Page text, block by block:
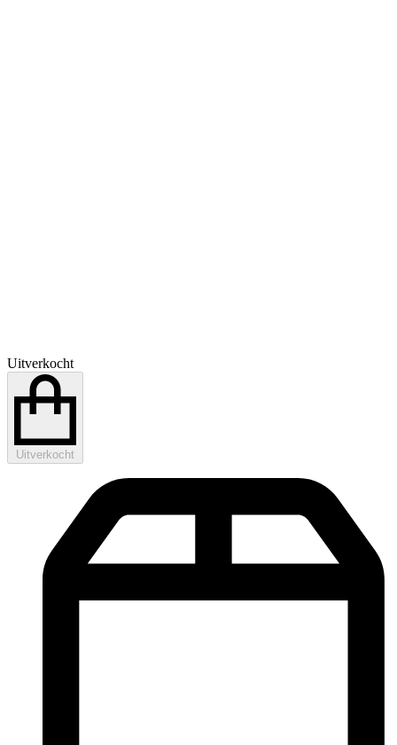
Uitverkocht
Uitverkocht